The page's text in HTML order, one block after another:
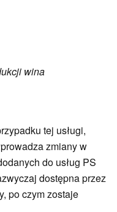
wina
tej usługi,
zmiany w
do usług PS
dostępna przez
po czym zostaje